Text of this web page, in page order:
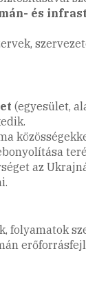
és
(egyesület,
az
folyamatok